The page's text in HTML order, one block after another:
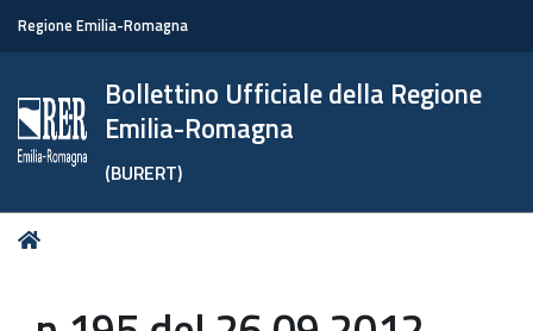
Regione Emilia-Romagna
Bollettino Ufficiale della Regione
Emilia-Romagna
(BURERT)
Tu